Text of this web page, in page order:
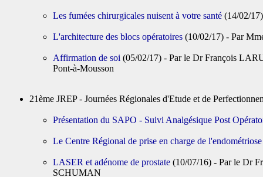
Les fumées chirurgicales nuisent à votre santé (14/02/
L'architecture des blocs opératoires (10/02/17) - Par
Affirmation de soi (05/02/17) - Par le Dr François
Pont-à-Mousson
21ème JREP - Journées Régionales d'Etude et de
Présentation du SAPO - Suivi Analgésique Post
Le Centre Régional de prise en charge de
LASER et adénome de prostate (10/07/16) - Par le Dr
SCHUMAN